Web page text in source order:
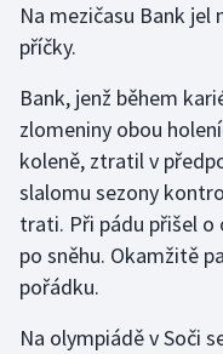
Na mezičasu Bank
příčky.
Bank, jenž během
zlomeniny obou
koleně, ztratil v
slalomu sezony
trati. Při pádu přišel o
po sněhu. Okamžitě
pořádku.
Na olympiádě v Soči